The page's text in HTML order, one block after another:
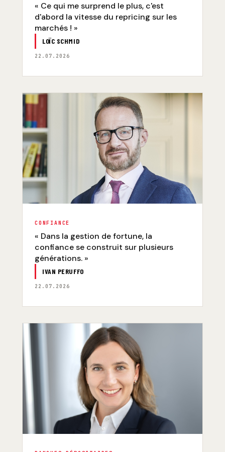
« Ce qui me surprend le plus, c'est
d'abord la vitesse du repricing sur les
marchés ! »
LOÏC SCHMID
22.07.2026
CONFIANCE
« Dans la gestion de fortune, la
confiance se construit sur plusieurs
générations. »
IVAN PERUFFO
22.07.2026